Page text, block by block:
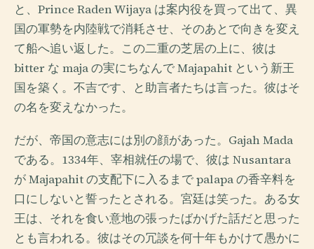
と、Prince Raden Wijaya は案内役を買って出て、異
国の軍勢を内陸戦で消耗させ、そのあとで向きを変え
て船へ追い返した。この二重の芝居の上に、彼は
bitter な maja の実にちなんで Majapahit という新王
国を築く。不吉です、と助言者たちは言った。彼はそ
の名を変えなかった。
だが、帝国の意志には別の顔があった。Gajah Mada
である。1334年、宰相就任の場で、彼は Nusantara
が Majapahit の支配下に入るまで palapa の香辛料を
口にしないと誓ったとされる。宮廷は笑った。ある女
王は、それを食い意地の張ったばかげた話だと思った
とも言われる。彼はその冗談を何十年もかけて愚かに